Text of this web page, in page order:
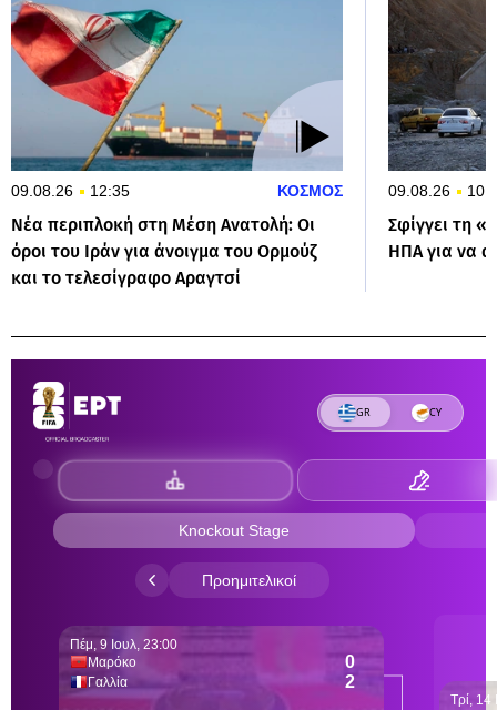
09.08.26 12:35 ΚΟΣΜΟΣ
Νέα περιπλοκή στη Μέση Ανατολή: Οι
όροι του Ιράν για άνοιγμα του Ορμούζ
και το τελεσίγραφο Αραγτσί
09.08.26
Σφίγγει τη
ΗΠΑ για να